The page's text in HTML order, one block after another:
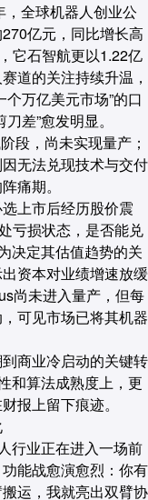
全球机器人创业公
亿元，同比增长高
它石智航更以1.22亿
道的关注持续升温，
万亿美元市场”的口
差”愈发明显。
段，尚未实现量产；
无法兑现技术与交付
痛期。
上市后经历股价震
亏损状态，是否能兑
决定其估值趋势的关
资本对业绩增速放缓
尚未进入量产，但每
可见市场已将其机器
商业冷启动的关键转
和算法成熟度上，更
报上留下痕迹。
行业正在进入一场前
能战愈演愈烈：你有
运，我就亮出双臂协